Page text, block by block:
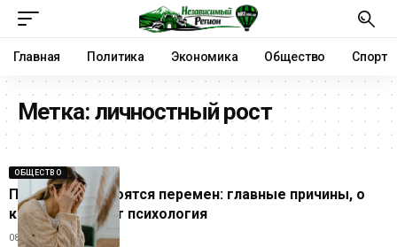
Главная Политика Экономика Общество Спорт
Метка: личностный рост
ОБЩЕСТВО
Почему люди боятся перемен: главные причины, о
которых молчит психология
08.07.2026